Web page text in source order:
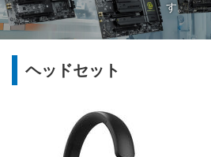
す。
ヘッドセット